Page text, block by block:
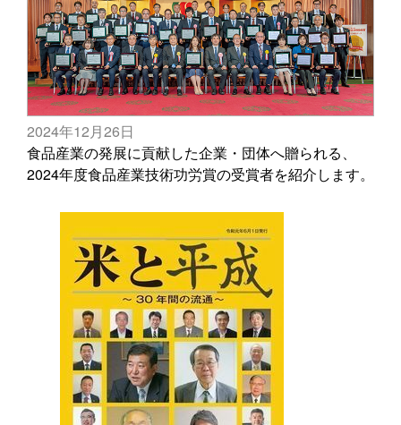
2024年12月26日
食品産業の発展に貢献した企業・団体へ贈られる、
2024年度食品産業技術功労賞の受賞者を紹介します。